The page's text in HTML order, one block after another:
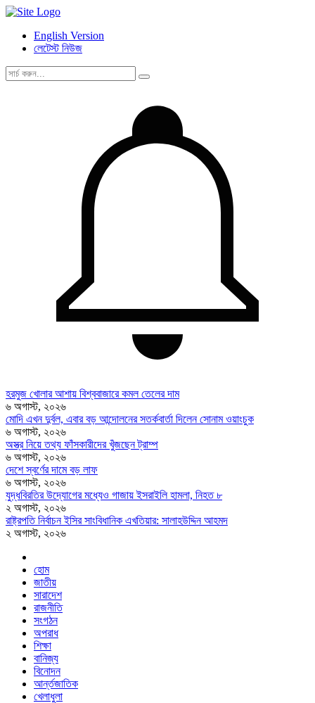
English Version
লেটেস্ট নিউজ
হরমুজ খোলার আশায় বিশ্ববাজারে কমল তেলের দাম
৬ অগাস্ট, ২০২৬
মোদি এখন দুর্বল, এবার বড় আন্দোলনের সতর্কবার্তা দিলেন সোনাম ওয়াংচুক
৬ অগাস্ট, ২০২৬
অস্ত্র নিয়ে তথ্য ফাঁসকারীদের খুঁজছেন ট্রাম্প
৬ অগাস্ট, ২০২৬
দেশে স্বর্ণের দামে বড় লাফ
৬ অগাস্ট, ২০২৬
যুদ্ধবিরতির উদ্যোগের মধ্যেও গাজায় ইসরাইলি হামলা, নিহত ৮
২ অগাস্ট, ২০২৬
রাষ্ট্রপতি নির্বাচন ইসির সাংবিধানিক এখতিয়ার: সালাহউদ্দিন আহমদ
২ অগাস্ট, ২০২৬
হোম
জাতীয়
সারাদেশ
রাজনীতি
সংগঠন
অপরাধ
শিক্ষা
বানিজ্য
বিনোদন
আর্ন্তজাতিক
খেলাধুলা